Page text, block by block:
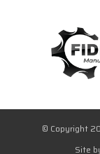
© Copyright
Site